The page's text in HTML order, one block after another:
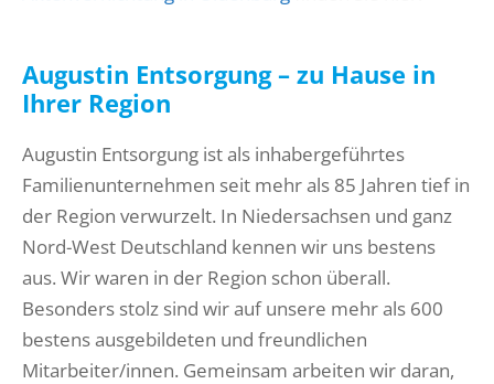
Augustin Entsorgung – zu Hause in
Ihrer Region
Augustin Entsorgung ist als inhabergeführtes
Familienunternehmen seit mehr als 85 Jahren tief in
der Region verwurzelt. In Niedersachsen und ganz
Nord-West Deutschland kennen wir uns bestens
aus. Wir waren in der Region schon überall.
Besonders stolz sind wir auf unsere mehr als 600
bestens ausgebildeten und freundlichen
Mitarbeiter/innen. Gemeinsam arbeiten wir daran,